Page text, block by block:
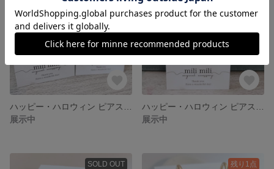
展示中
展示中
SOLD OUT 残り1点